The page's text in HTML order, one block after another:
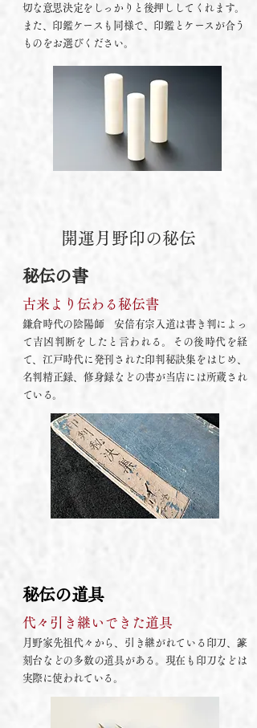
切な意思決定をしっかりと後押ししてくれます。
また、印鑑ケースも同様で、印鑑とケースが合う
ものをお選びください。
開運月野印の秘伝
秘伝の書
古来より伝わる秘伝書
鎌倉時代の陰陽師 安倍有宗入道は書き判によっ
て吉凶判断をしたと言われる。その後時代を経
て、江戸時代に発刊された印判秘訣集をはじめ、
名判精正録、修身録などの書が当店には所蔵され
ている。
秘伝の道具
代々引き継いできた道具
月野家先祖代々から、引き継がれている印刀、篆
刻台などの多数の道具がある。現在も印刀などは
実際に使われている。